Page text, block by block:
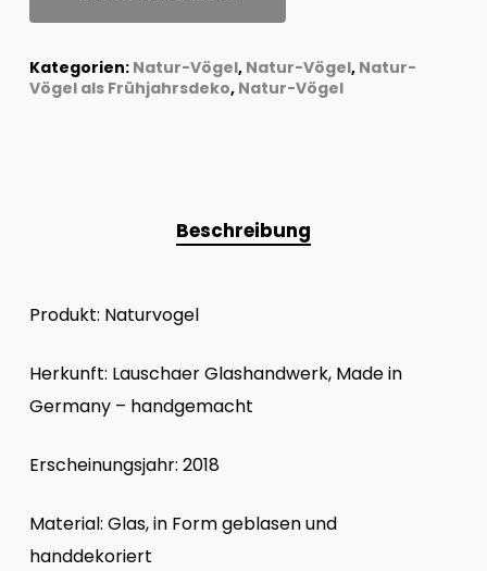
Kategorien: Natur-Vögel, Natur-Vögel, Natur-
Vögel als Frühjahrsdeko, Natur-Vögel
Beschreibung
Produkt: Naturvogel
Herkunft: Lauschaer Glashandwerk, Made in
Germany – handgemacht
Erscheinungsjahr: 2018
Material: Glas, in Form geblasen und
handdekoriert